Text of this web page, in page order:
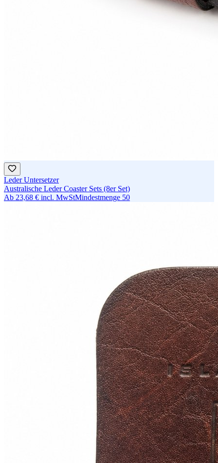
Leder Untersetzer
Australische Leder Coaster Sets (8er Set)
Ab 23,68 € incl. MwStMindestmenge 50